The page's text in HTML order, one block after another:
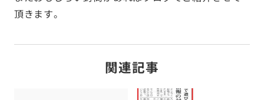
頂きます。
関連記事